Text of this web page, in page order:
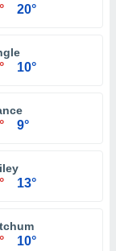
20°
10°
9°
13°
10°